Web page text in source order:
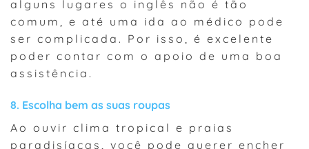
alguns lugares o inglês não é tão
comum, e até uma ida ao médico pode
ser complicada. Por isso, é excelente
poder contar com o apoio de uma boa
assistência.
8. Escolha bem as suas roupas
Ao ouvir clima tropical e praias
paradisíacas, você pode querer encher